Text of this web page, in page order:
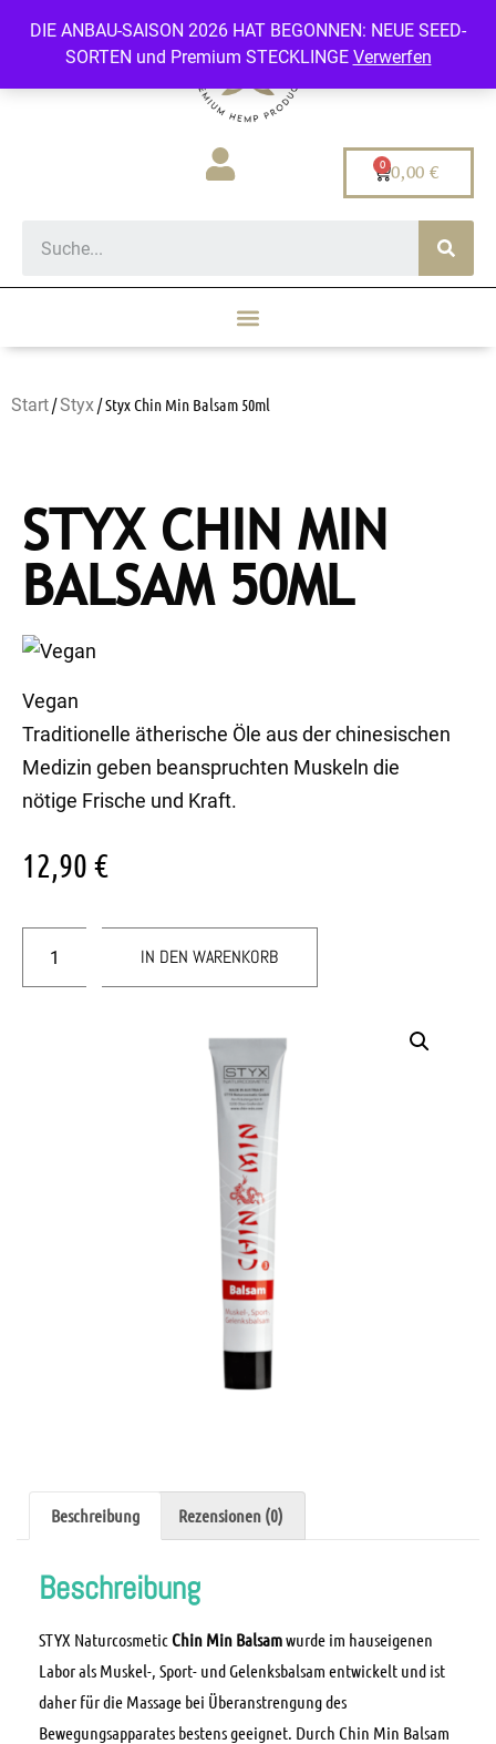
DIE ANBAU-SAISON 2026 HAT BEGONNEN: NEUE SEED-
SORTEN und Premium STECKLINGE Verwerfen
0,00€
Start/Styx/ Styx Chin Min Balsam 50ml
STYX CHIN MIN
BALSAM 50ML
Vegan
Traditionelle ätherische Öle aus der chinesischen
Medizin geben beanspruchten Muskeln die
nötige Frische und Kraft.
12,90€
IN DEN WARENKORB
Beschreibung Rezensionen (0)
Beschreibung
STYX NaturcosmeticChin Min Balsamwurde im hauseigenen
Labor als Muskel-, Sport- und Gelenksbalsam entwickelt und ist
daher für die Massage bei Überanstrengung des
Bewegungsapparates bestens geeignet. Durch Chin Min Balsam